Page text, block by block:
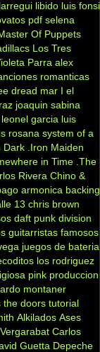
libido luis fonsi
pdf selena
Of Puppets
Los Tres
Parra alex
romanticas
dread mar I el
joaquin sabina
leonel garcia luis
rosana system of a
Dark .Iron Maiden
in Time .The
Rivera Chino &
armonica backing
13 chris brown
daft punk division
guitarristas famosos
juegos de bateria
los rodriguez
pink produccion
montaner
the doors tutorial
Alkilados Ases
Carlos
Guetta Depeche